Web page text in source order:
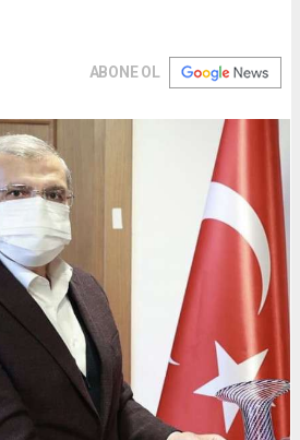
ABONE OL